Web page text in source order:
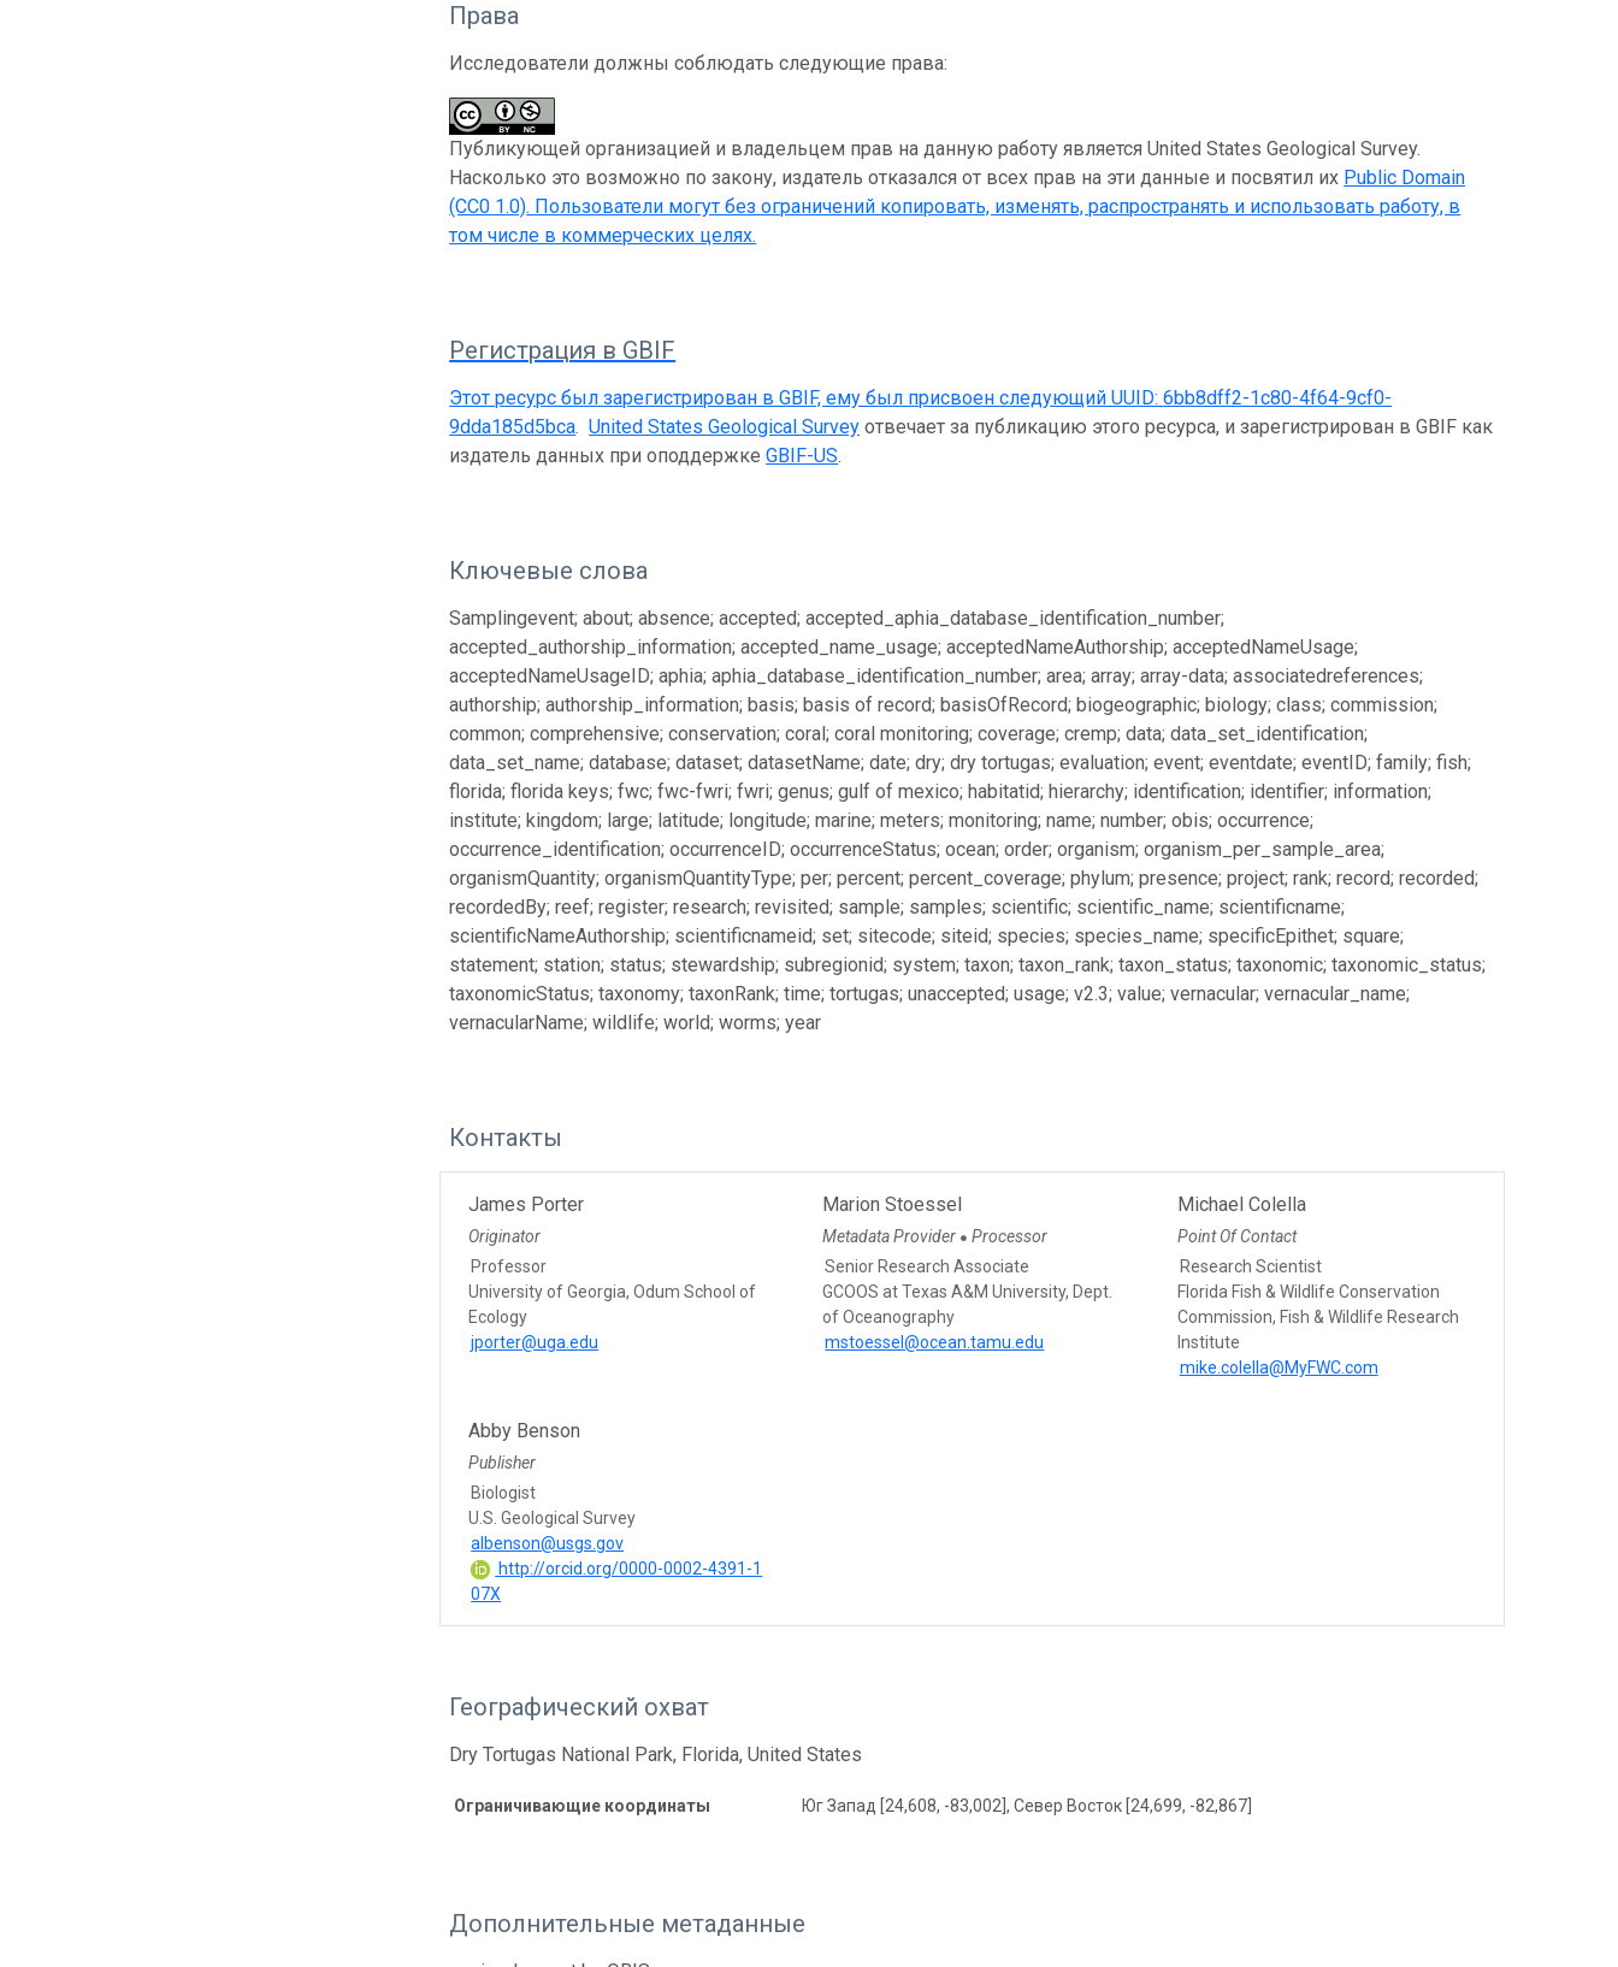
Права
Исследователи должны соблюдать следующие права:
Публикующей организацией и владельцем прав на данную работу является United States Geological Survey.
Насколько это возможно по закону, издатель отказался от всех прав на эти данные и посвятил их Public Domain
(CC0 1.0). Пользователи могут без ограничений копировать, изменять, распространять и использовать работу, в
том числе в коммерческих целях.
Регистрация в GBIF
Этот ресурс был зарегистрирован в GBIF, ему был присвоен следующий UUID:6bb8dff2-1c80-4f64-9cf0-
9dda185d5bca.United States Geological Survey отвечает за публикацию этого ресурса, и зарегистрирован в GBIF как
издатель данных при оподдержкеGBIF-US.
Ключевые слова
Samplingevent; about; absence; accepted; accepted_aphia_database_identification_number;
accepted_authorship_information; accepted_name_usage; acceptedNameAuthorship; acceptedNameUsage;
acceptedNameUsageID; aphia; aphia_database_identification_number; area; array; array-data; associatedreferences;
authorship; authorship_information; basis; basis of record; basisOfRecord; biogeographic; biology; class; commission;
common; comprehensive; conservation; coral; coral monitoring; coverage; cremp; data; data_set_identification;
data_set_name; database; dataset; datasetName; date; dry; dry tortugas; evaluation; event; eventdate; eventID; family; fish;
florida; florida keys; fwc; fwc-fwri; fwri; genus; gulf of mexico; habitatid; hierarchy; identification; identifier; information;
institute; kingdom; large; latitude; longitude; marine; meters; monitoring; name; number; obis; occurrence;
occurrence_identification; occurrenceID; occurrenceStatus; ocean; order; organism; organism_per_sample_area;
organismQuantity; organismQuantityType; per; percent; percent_coverage; phylum; presence; project; rank; record; recorded;
recordedBy; reef; register; research; revisited; sample; samples; scientific; scientific_name; scientificname;
scientificNameAuthorship; scientificnameid; set; sitecode; siteid; species; species_name; specificEpithet; square;
statement; station; status; stewardship; subregionid; system; taxon; taxon_rank; taxon_status; taxonomic; taxonomic_status;
taxonomicStatus; taxonomy; taxonRank; time; tortugas; unaccepted; usage; v2.3; value; vernacular; vernacular_name;
vernacularName; wildlife; world; worms; year
Контакты
James Porter
Originator
Professor
University of Georgia, Odum School of
Ecology
jporter@uga.edu
Marion Stoessel
Metadata Provider ● Processor
Senior Research Associate
GCOOS at Texas A&M University, Dept.
of Oceanography
mstoessel@ocean.tamu.edu
Michael Colella
Point Of Contact
Research Scientist
Florida Fish & Wildlife Conservation
Commission, Fish & Wildlife Research
Institute
mike.colella@MyFWC.com
Abby Benson
Publisher
Biologist
U.S. Geological Survey
albenson@usgs.gov
http://orcid.org/0000-0002-4391-1
07X
Географический охват
Dry Tortugas National Park, Florida, United States
Ограничивающие координаты Юг Запад [24,608, -83,002], Север Восток [24,699, -82,867]
Дополнительные метаданные